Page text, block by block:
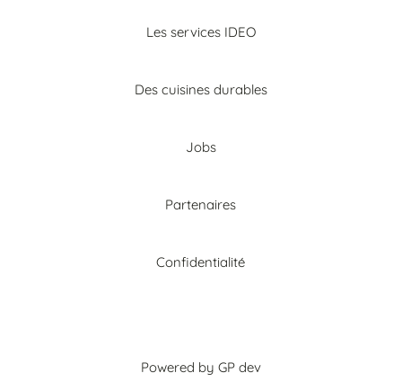
Les services IDEO
Des cuisines durables
Jobs
Partenaires
Confidentialité
Powered by GP dev